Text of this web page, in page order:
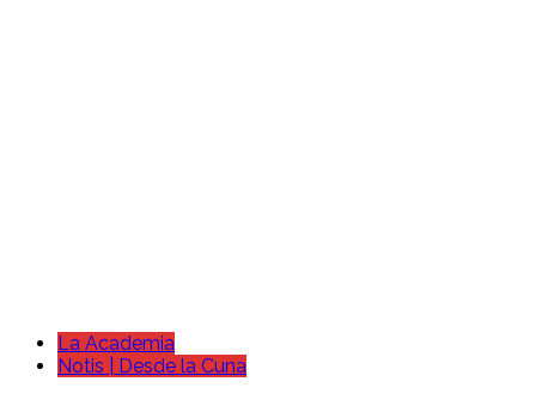
La Academia
Notis | Desde la Cuna